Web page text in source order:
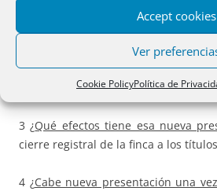
Accept cookies
Ver
Cookie PolicyPolítica de
2 ¿Conforme al artículo 108 RH
título ya calificado, una vez
presentación anterior, y solicitar
como regla general?SI.
3 ¿Qué efectos tiene esa nueva
cierre registral de la finca a los
4 ¿Cabe nueva presentación una